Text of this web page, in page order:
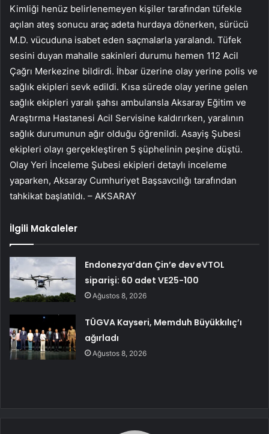
Kimliği henüz belirlenemeyen kişiler tarafından tüfekle
açılan ateş sonucu araç adeta hurdaya dönerken, sürücü
M.D. vücuduna isabet eden saçmalarla yaralandı. Tüfek
sesini duyan mahalle sakinleri durumu hemen 112 Acil
Çağrı Merkezine bildirdi. İhbar üzerine olay yerine polis ve
sağlık ekipleri sevk edildi. Kısa sürede olay yerine gelen
sağlık ekipleri yaralı şahsı ambulansla Aksaray Eğitim ve
Araştırma Hastanesi Acil Servisine kaldırırken, yaralının
sağlık durumunun ağır olduğu öğrenildi. Asayiş Şubesi
ekipleri olayı gerçekleştiren 5 şüphelinin peşine düştü.
Olay Yeri İnceleme Şubesi ekipleri detaylı inceleme
yaparken, Aksaray Cumhuriyet Başsavcılığı tarafından
tahkikat başlatıldı. – AKSARAY
İlgili Makaleler
Endonezya’dan Çin’e dev eVTOL
siparişi: 60 adet VE25-100
Ağustos 8, 2026
TÜGVA Kayseri, Memduh Büyükkılıç’ı
ağırladı
Ağustos 8, 2026